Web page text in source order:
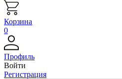
Корзина
0
Профиль
Войти
Регистрация